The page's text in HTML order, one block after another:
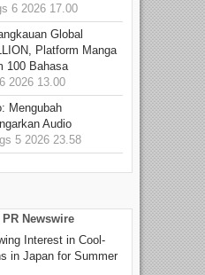
6 2026 17.00
Global
Platform Manga
100 Bahasa
2026 13.00
Mengubah
Audio
5 2026 23.58
Newswire
Interest in Cool-
in Japan for Summer